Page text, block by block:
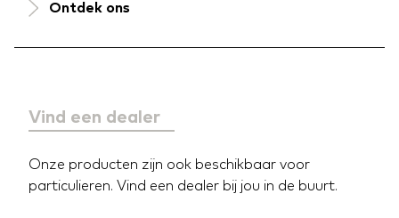
Ontdek ons
Vind een dealer
Onze producten zijn ook beschikbaar voor
particulieren. Vind een dealer bij jou in de buurt.